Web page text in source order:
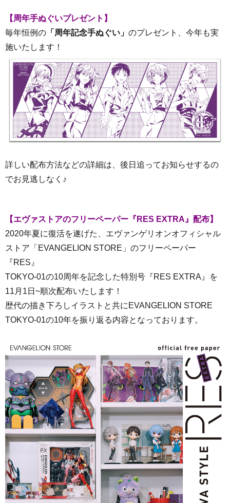
【周年手ぬぐいプレゼント】
毎年恒例の 「周年記念手ぬぐい」 のプレゼント、今年も実
施いたします！
詳しい配布方法などの詳細は、後日追ってお知らせするの
でお見逃しなく♪
【エヴァストアのフリーペーパー『RES EXTRA』配布】
2020年夏に復活を遂げた、エヴァンゲリオンオフィシャル
ストア「EVANGELION STORE」のフリーペーパー
『RES』
TOKYO-01の10周年を記念した特別号『RES EXTRA』を
11月1日~順次配布いたします！
歴代の描き下ろしイラストと共にEVANGELION STORE
TOKYO-01の10年を振り返る内容となっております。